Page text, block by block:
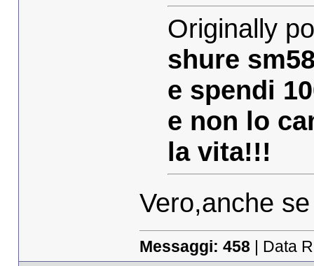
Originally
shure
e spendi
e non lo
la vita!!!
Vero,anche
Messaggi: 458 | Data